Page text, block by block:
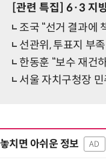
[관련 특집] 6·3 지
조국 “선거 결과에
선관위, 투표지 부족 진
한동훈 “보수 재건하
서울 자치구청장 민주
놓치면 아쉬운 정보 AD